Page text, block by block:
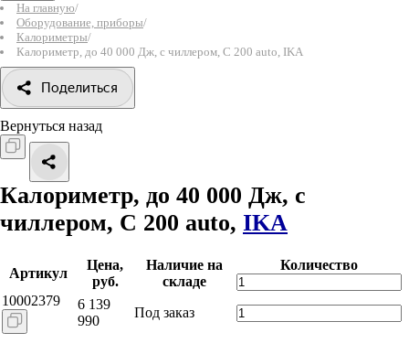
На главную/
Оборудование, приборы/
Калориметры/
Калориметр, до 40 000 Дж, с чиллером, C 200 auto, IKA
Поделиться
Вернуться назад
Калориметр, до 40 000 Дж, с
чиллером, C 200 auto, IKA
Артикул
Цена,
руб.
Наличие на
складе
Количество
10002379
6 139
990
Под заказ